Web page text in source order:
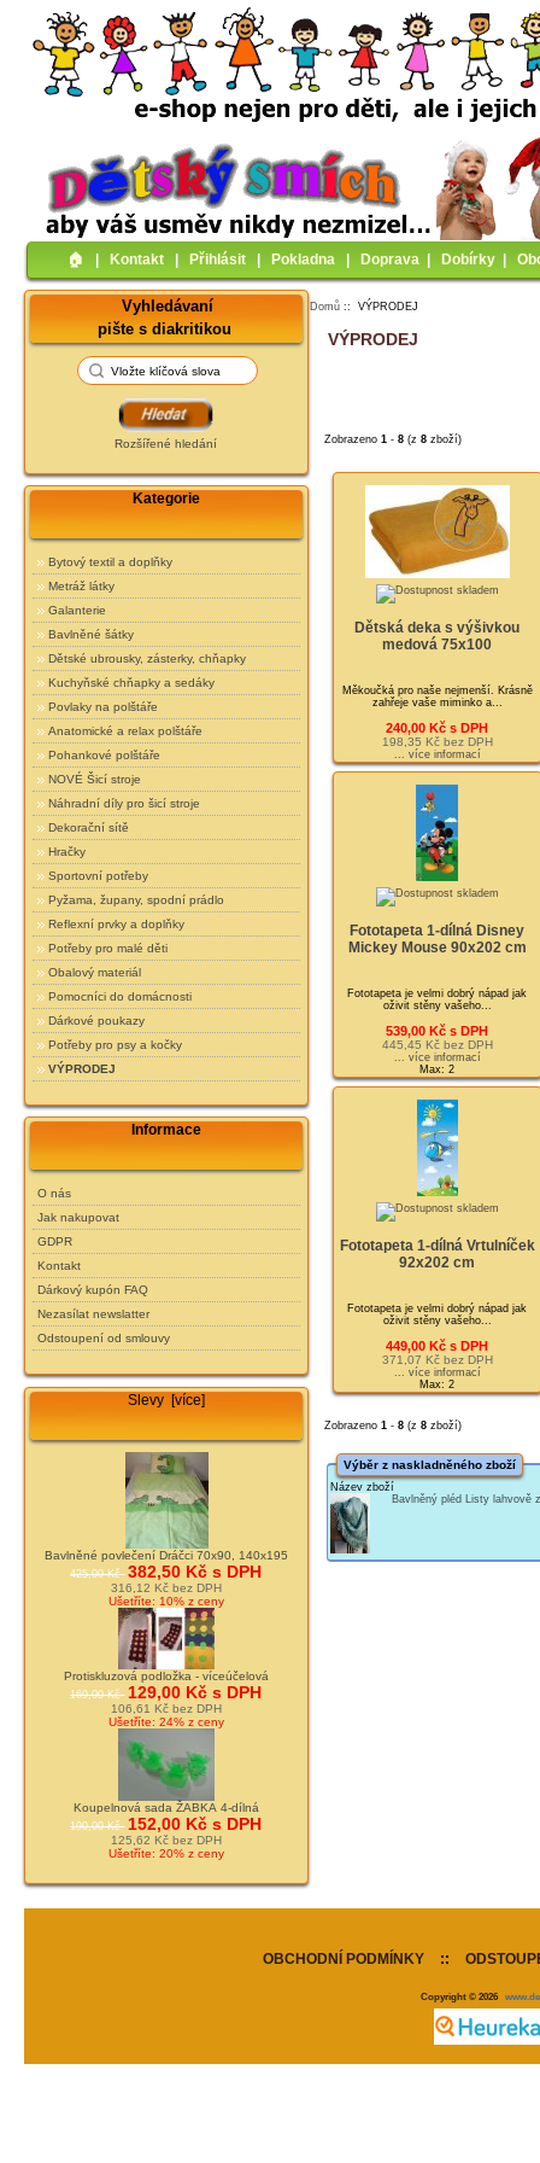
🏠︎ Kontakt Přihlásit Pokladna Doprava Dobírky
Vyhledávaní
pište s diakritikou
Rozšířené hledání
Kategorie
Bytový textil a doplňky
Metráž látky
Galanterie
Bavlněné šátky
Dětské ubrousky, zásterky, chňapky
Kuchyňské chňapky a sedáky
Povlaky na polštáře
Anatomické a relax polštáře
Pohankové polštáře
NOVÉ Šicí stroje
Náhradní díly pro šicí stroje
Dekorační sítě
Hračky
Sportovní potřeby
Pyžama, župany, spodní prádlo
Reflexní prvky a doplňky
Potřeby pro malé děti
Obalový materiál
Pomocníci do domácnosti
Dárkové poukazy
Potřeby pro psy a kočky
VÝPRODEJ
Informace
O nás
Jak nakupovat
GDPR
Kontakt
Dárkový kupón FAQ
Nezasílat newslatter
Odstoupení od smlouvy
Slevy [více]
Bavlněné povlečení Dráčci 70x90, 140x195
425,00 Kč 382,50 Kč s DPH
316,12 Kč bez DPH
Ušetříte: 10% z ceny
Protiskluzová podložka - víceúčelová
169,00 Kč 129,00 Kč s DPH
106,61 Kč bez DPH
Ušetříte: 24% z ceny
Koupelnová sada ŽABKA 4-dílná
190,00 Kč 152,00 Kč s DPH
125,62 Kč bez DPH
Ušetříte: 20% z ceny
Domů :: VÝPRODEJ
VÝPRODEJ
Zobrazeno 1 - 8(z 8zboží)
Dětská deka s výšivkou
medová 75x100
Měkoučká pro naše nejmenší. Krásně
zahřeje vaše miminko a...
240,00 Kč s DPH
198,35 Kč bez DPH
... více informací
Fototapeta 1-dílná Disney
Mickey Mouse 90x202 cm
Fototapeta je velmi dobrý nápad jak
oživit stěny vašeho...
539,00 Kč s DPH
445,45 Kč bez DPH
... více informací
Max: 2
Fototapeta 1-dílná Vrtulníček
92x202 cm
Fototapeta je velmi dobrý nápad jak
oživit stěny vašeho...
449,00 Kč s DPH
371,07 Kč bez DPH
... více informací
Max: 2
Zobrazeno 1 - 8(z 8zboží)
Výběr z naskladněného zboží
Název zboží
Bavlněný pléd Listy lahvově
OBCHODNÍ PODMÍNKY ::
Copyright © 2026